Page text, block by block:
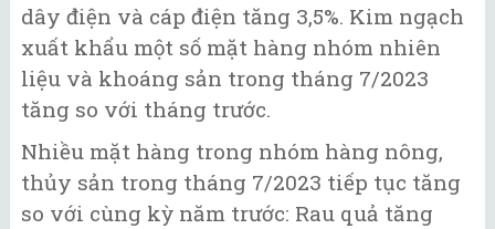
dây điện và cáp điện tăng 3,5%. Kim ngạch
xuất khẩu một số mặt hàng nhóm nhiên
liệu và khoáng sản trong tháng 7/2023
tăng so với tháng trước.
Nhiều mặt hàng trong nhóm hàng nông,
thủy sản trong tháng 7/2023 tiếp tục tăng
so với cùng kỳ năm trước: Rau quả tăng